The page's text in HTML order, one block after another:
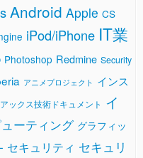
Android Apple CS
iPod/iPhone IT業
Photoshop Redmine Security
アニメプロジェクト インス
ックス技術ドキュメント イ
ーティング グラフィッ
セキュリティ セキュリ